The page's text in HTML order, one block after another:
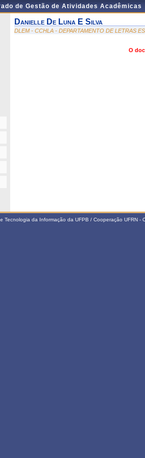
de Gestão de Atividades Acadêmicas
Danielle De Luna E Silva
DLEM - CCHLA - DEPARTAMENTO DE LETRAS
O
Tecnologia da Informação da UFPB / Cooperação UFRN